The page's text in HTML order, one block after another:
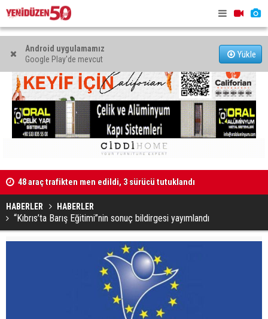
Android uygulamamız
Google Play'de mevcut
Yükle
Kaldırıma düşen scooter sürücüsü yaralandı
HABERLER HABERLER
“Kıbrıs’ta Barış Eğitimi”nin sonuç bildirgesi yayımlandı